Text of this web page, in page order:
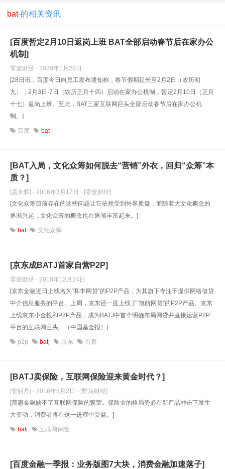
bat-的相关资讯
[百度暂定2月10日返岗上班 BAT全部启动春节后在家办公
机制]
零壹财经 · 2020年1月28日
[28日讯，百度今日向员工发布通知称，春节假期延长至2月2日（农历初
九），2月3日-7日（农历正月十四）启动在家办公机制，暂定2月10日（正月
十七）返岗上班。至此，BAT三家互联网巨头全部启动春节后在家办公机
制。]
百度 bat
[BAT入局，文化众筹如何脱去“营销”外衣，回归“众筹”本
质？]
[孟永辉] · 2016年3月17日 · [零壹财经]
[文化众筹目前存在的这些问题让它依然受到外界质疑，而随着大文化概念的
逐渐兴起，文化众筹的概念也在逐渐丰富起来。]
bat 文化众筹
[京东成BATJ首家自营P2P]
零壹财经 · 2018年12月24日
[京东金融近日上线名为“和丰网贷”的P2P产品，为其旗下专注于提供网络借贷
中介信息服务的平台。上周，京东还一度上线了“旭航网贷”的P2P产品。京东
上线京东小金投和P2P产品，成为BATJ中首个明确布局网贷并直接运营P2P
平台的互联网巨头。（中国基金报）]
p2p batj 京东 首家
[BATJ卖保险，互联网保险迎来黄金时代？]
[管丽丹] · 2016年8月2日 · [野马财经]
[普惠金融缺不了互联网保险的繁荣。保险业的格局势必在新产品冲击下发生
大变动，消费者将在这一进程中受益。]
batj 互联网保险
[百度金融一季报：业务版图7大块，消费金融加速落子]